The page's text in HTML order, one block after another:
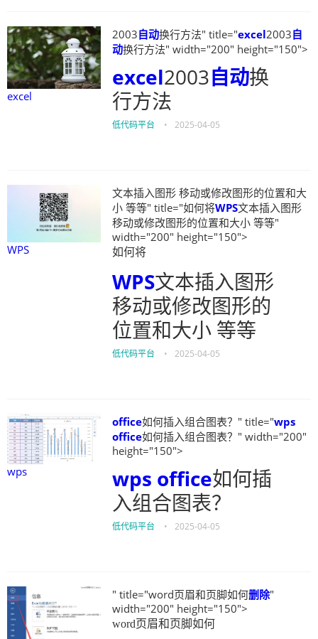
excel
2003自动换行方法" title="excel2003自
动换行方法" width="200" height="150">
excel2003自动换
行方法
低代码平台 • 2025-04-05
WPS
文本插入图形 移动或修改图形的位置和大
小 等等" title="如何将WPS文本插入图形
移动或修改图形的位置和大小 等等"
width="200" height="150">
如何将
WPS文本插入图形
移动或修改图形的
位置和大小 等等
低代码平台 • 2025-04-05
wps
office如何插入组合图表？" title="wps
office如何插入组合图表？" width="200"
height="150">
wps office如何插
入组合图表？
低代码平台 • 2025-04-05
" title="word页眉和页脚如何删除"
width="200" height="150">
word页眉和页脚如何